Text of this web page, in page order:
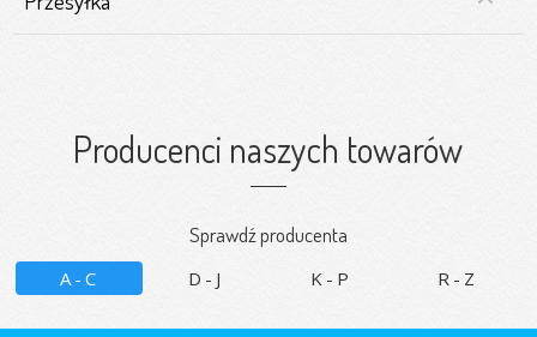
Producenci naszych towarów
Sprawdź producenta
A-C D-J K-P R-Z